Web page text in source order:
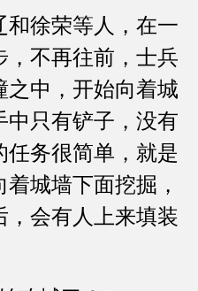
徐荣等人，在一
，不再往前，士兵
之中，开始向着城
中只有铲子，没有
务很简单，就是
城墙下面挖掘，
会有人上来填装